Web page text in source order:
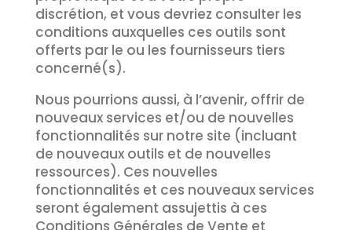
discrétion, et vous devriez consulter les
conditions auxquelles ces outils sont
offerts par le ou les fournisseurs tiers
concerné(s).
Nous pourrions aussi, à l’avenir, offrir de
nouveaux services et/ou de nouvelles
fonctionnalités sur notre site (incluant
de nouveaux outils et de nouvelles
ressources). Ces nouvelles
fonctionnalités et ces nouveaux services
seront également assujettis à ces
Conditions Générales de Vente et